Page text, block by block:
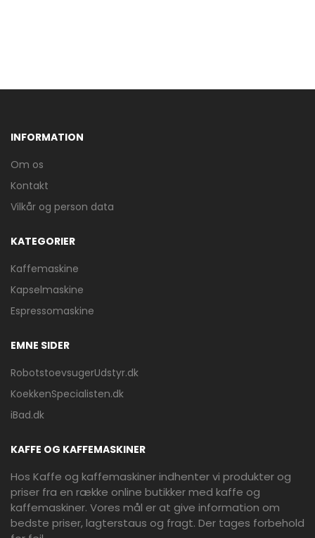
INFORMATION
Om os
Kontakt
Vilkår og person data
KATEGORIER
Kaffemaskine
Kapselmaskine
Espressomaskine
EMNE SIDER
RobotstoevsugerUdstyr.dk
KoekkenSpecialisten.dk
iBad.dk
KAFFE OG KAFFEMASKINER
Hos Kaffe og kaffemaskiner indhenter vi produkter og
priser fra en række online butikker med kaffe og
kaffemaskiner. Vores mål er at give information om
bedste priser, lagterstaus og fragt. Der tages forbehold